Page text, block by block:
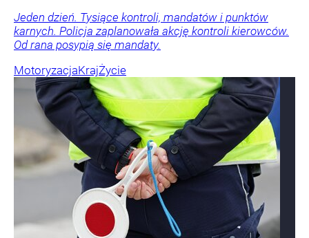
Jeden dzień. Tysiące kontroli, mandatów i punktów
karnych. Policja zaplanowała akcję kontroli kierowców.
Od rana posypią się mandaty.
MotoryzacjaKrajŻycie